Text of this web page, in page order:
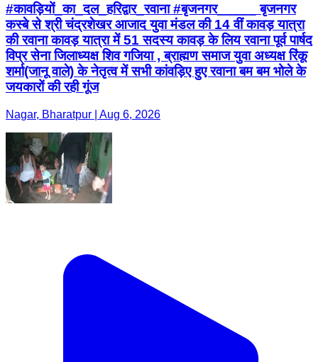
#कावड़ियों_का_दल_हरिद्वार_रवाना #बृजनगर_____ बृजनगर
कस्बे से श्री चंद्रशेखर आजाद युवा मंडल की 14 वीं कावड़ यात्रा
की रवाना कावड़ यात्रा में 51 सदस्य कावड़ के लिय रवाना पूर्व पार्षद
विप्र सेना जिलाध्यक्ष शिव गजिया , ब्राह्मण समाज युवा अध्यक्ष रिंकू
शर्मा(जानू वाले) के नेतृत्व में सभी कांवड़िए हुए रवाना बम बम भोले के
जयकारों की रही गूंज
Nagar, Bharatpur | Aug 6, 2026